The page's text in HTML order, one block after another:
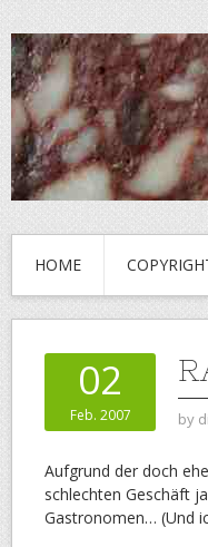
HOME
02
Feb. 2007 by
Aufgrund der doch
schlechten Geschäft
Gastronomen… (Und